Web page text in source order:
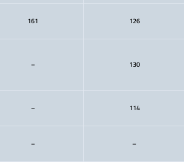
126
161
130
–
114
–
–
–